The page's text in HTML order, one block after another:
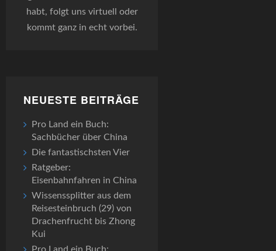
habt, folgt uns virtuell oder
kommt ganz in echt vorbei.
NEUESTE BEITRÄGE
Pro Land ein Buch:
Sachbücher über China
Die fantastischsten Vier
Ratgeber:
Eisenbahnfahren in China
Wissenssplitter aus dem
Reisesteinbruch (29) von
Drachenfrucht bis Zhong
Kui